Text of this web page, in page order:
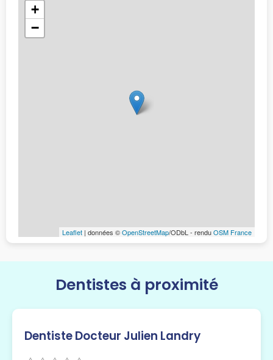
+
−
Leaflet | données ©OpenStreetMap/ODbL - renduOSM France
Dentistes à proximité
Dentiste Docteur Julien Landry